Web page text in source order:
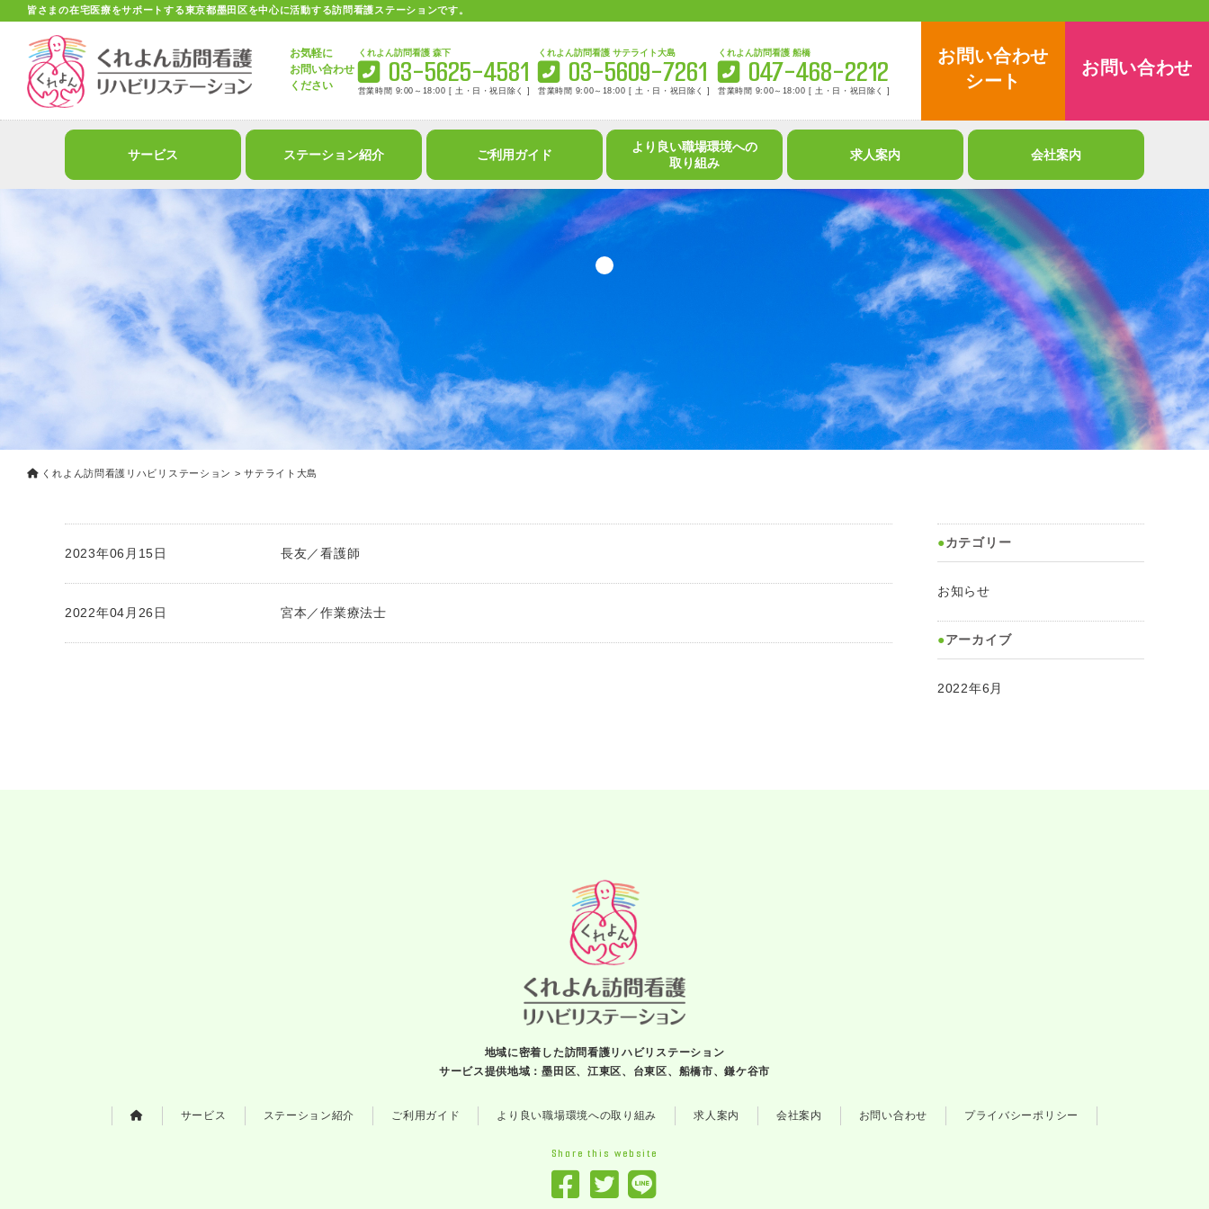
皆さまの在宅医療をサポートする東京都墨田区を中心に活動する訪問看護ステーションです。
お気軽に
お問い合わせ
ください
くれよん訪問看護 森下
03-5625-4581
くれよん訪問看護 サテライト大島
03-5609-7261
くれよん訪問看護 船橋
047-468-2212
お問い合わせ
シート
お問い合わせ
サービス ステーション紹介 ご利用ガイド
より良い職場環境への
取り組み
求人案内 会社案内
くれよん訪問看護リハビリステーション >サテライト大島
2023年06月15日 長友／看護師
2022年04月26日 宮本／作業療法士
カテゴリー
お知らせ
アーカイブ
2022年6月
地域に密着した訪問看護リハビリステーション
サービス提供地域：墨田区、江東区、台東区、船橋市、鎌ケ谷市
サービス ステーション紹介 ご利用ガイド より良い職場環境への取り組み 求人案内 会社案内 お問い合わせ プライバシーポリシー
Share this website